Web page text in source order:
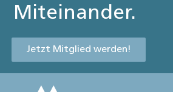
Miteinander.
Jetzt Mitglied werden!